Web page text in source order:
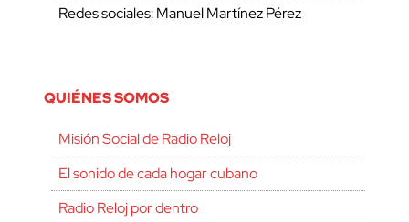
Redes sociales: Manuel Martínez Pérez
QUIÉNES SOMOS
Misión Social de Radio Reloj
El sonido de cada hogar cubano
Radio Reloj por dentro